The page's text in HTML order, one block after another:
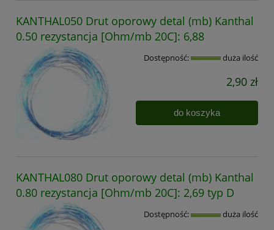
KANTHAL050 Drut oporowy detal (mb) Kanthal
0.50 rezystancja [Ohm/mb 20C]: 6,88
Dostępność: duża ilość
2,90 zł
do koszyka
KANTHAL080 Drut oporowy detal (mb) Kanthal
0.80 rezystancja [Ohm/mb 20C]: 2,69 typ D
Dostępność: duża ilość